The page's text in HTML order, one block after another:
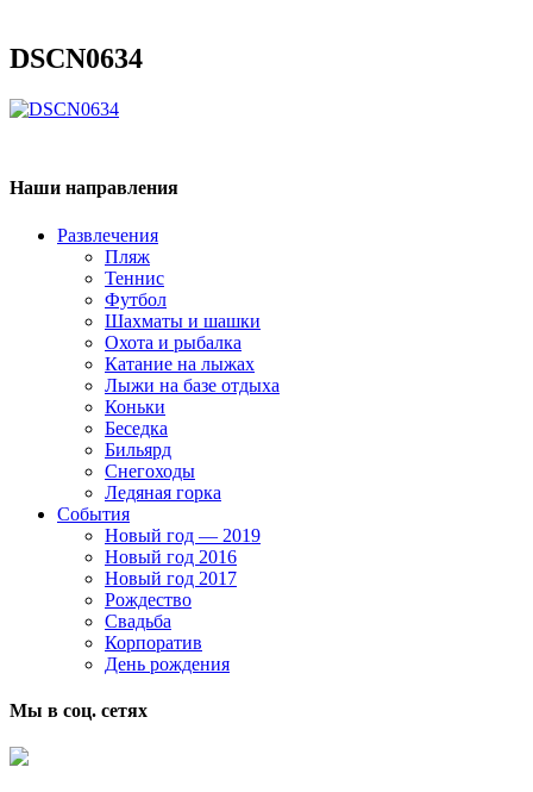
DSCN0634
Наши направления
Развлечения
Пляж
Теннис
Футбол
Шахматы и шашки
Охота и рыбалка
Катание на лыжах
Лыжи на базе отдыха
Коньки
Беседка
Бильярд
Снегоходы
Ледяная горка
События
Новый год — 2019
Новый год 2016
Новый год 2017
Рождество
Свадьба
Корпоратив
День рождения
Мы в соц. сетях